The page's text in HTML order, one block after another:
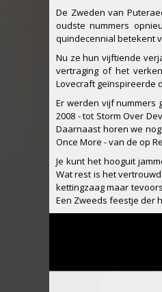
De Zweden van
oudste nummers
quindecennial betekent
Nu ze hun vijftiende
vertraging of het
Lovecraft geïnspireerde
Er werden vijf nummers
2008 - tot Storm Over
Daarnaast horen we
Once More - van de op
Je kunt het hooguit
Wat rest is het
kettingzaag maar
Een Zweeds feestje der